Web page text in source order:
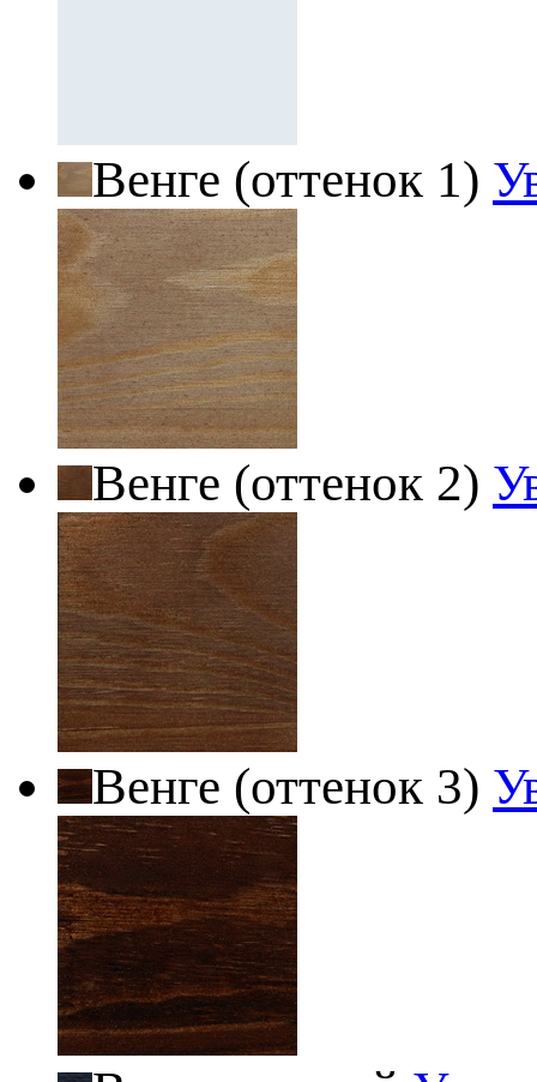
Венге (оттенок 1)
Венге (оттенок 2)
Венге (оттенок 3)